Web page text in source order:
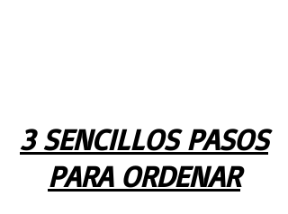
3 SENCILLOS PASOS
PARA ORDENAR